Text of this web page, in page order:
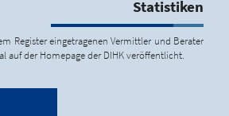
Statistiken
Register eingetragenen Vermittler und Berater
auf der Homepage der DIHK veröffentlicht.